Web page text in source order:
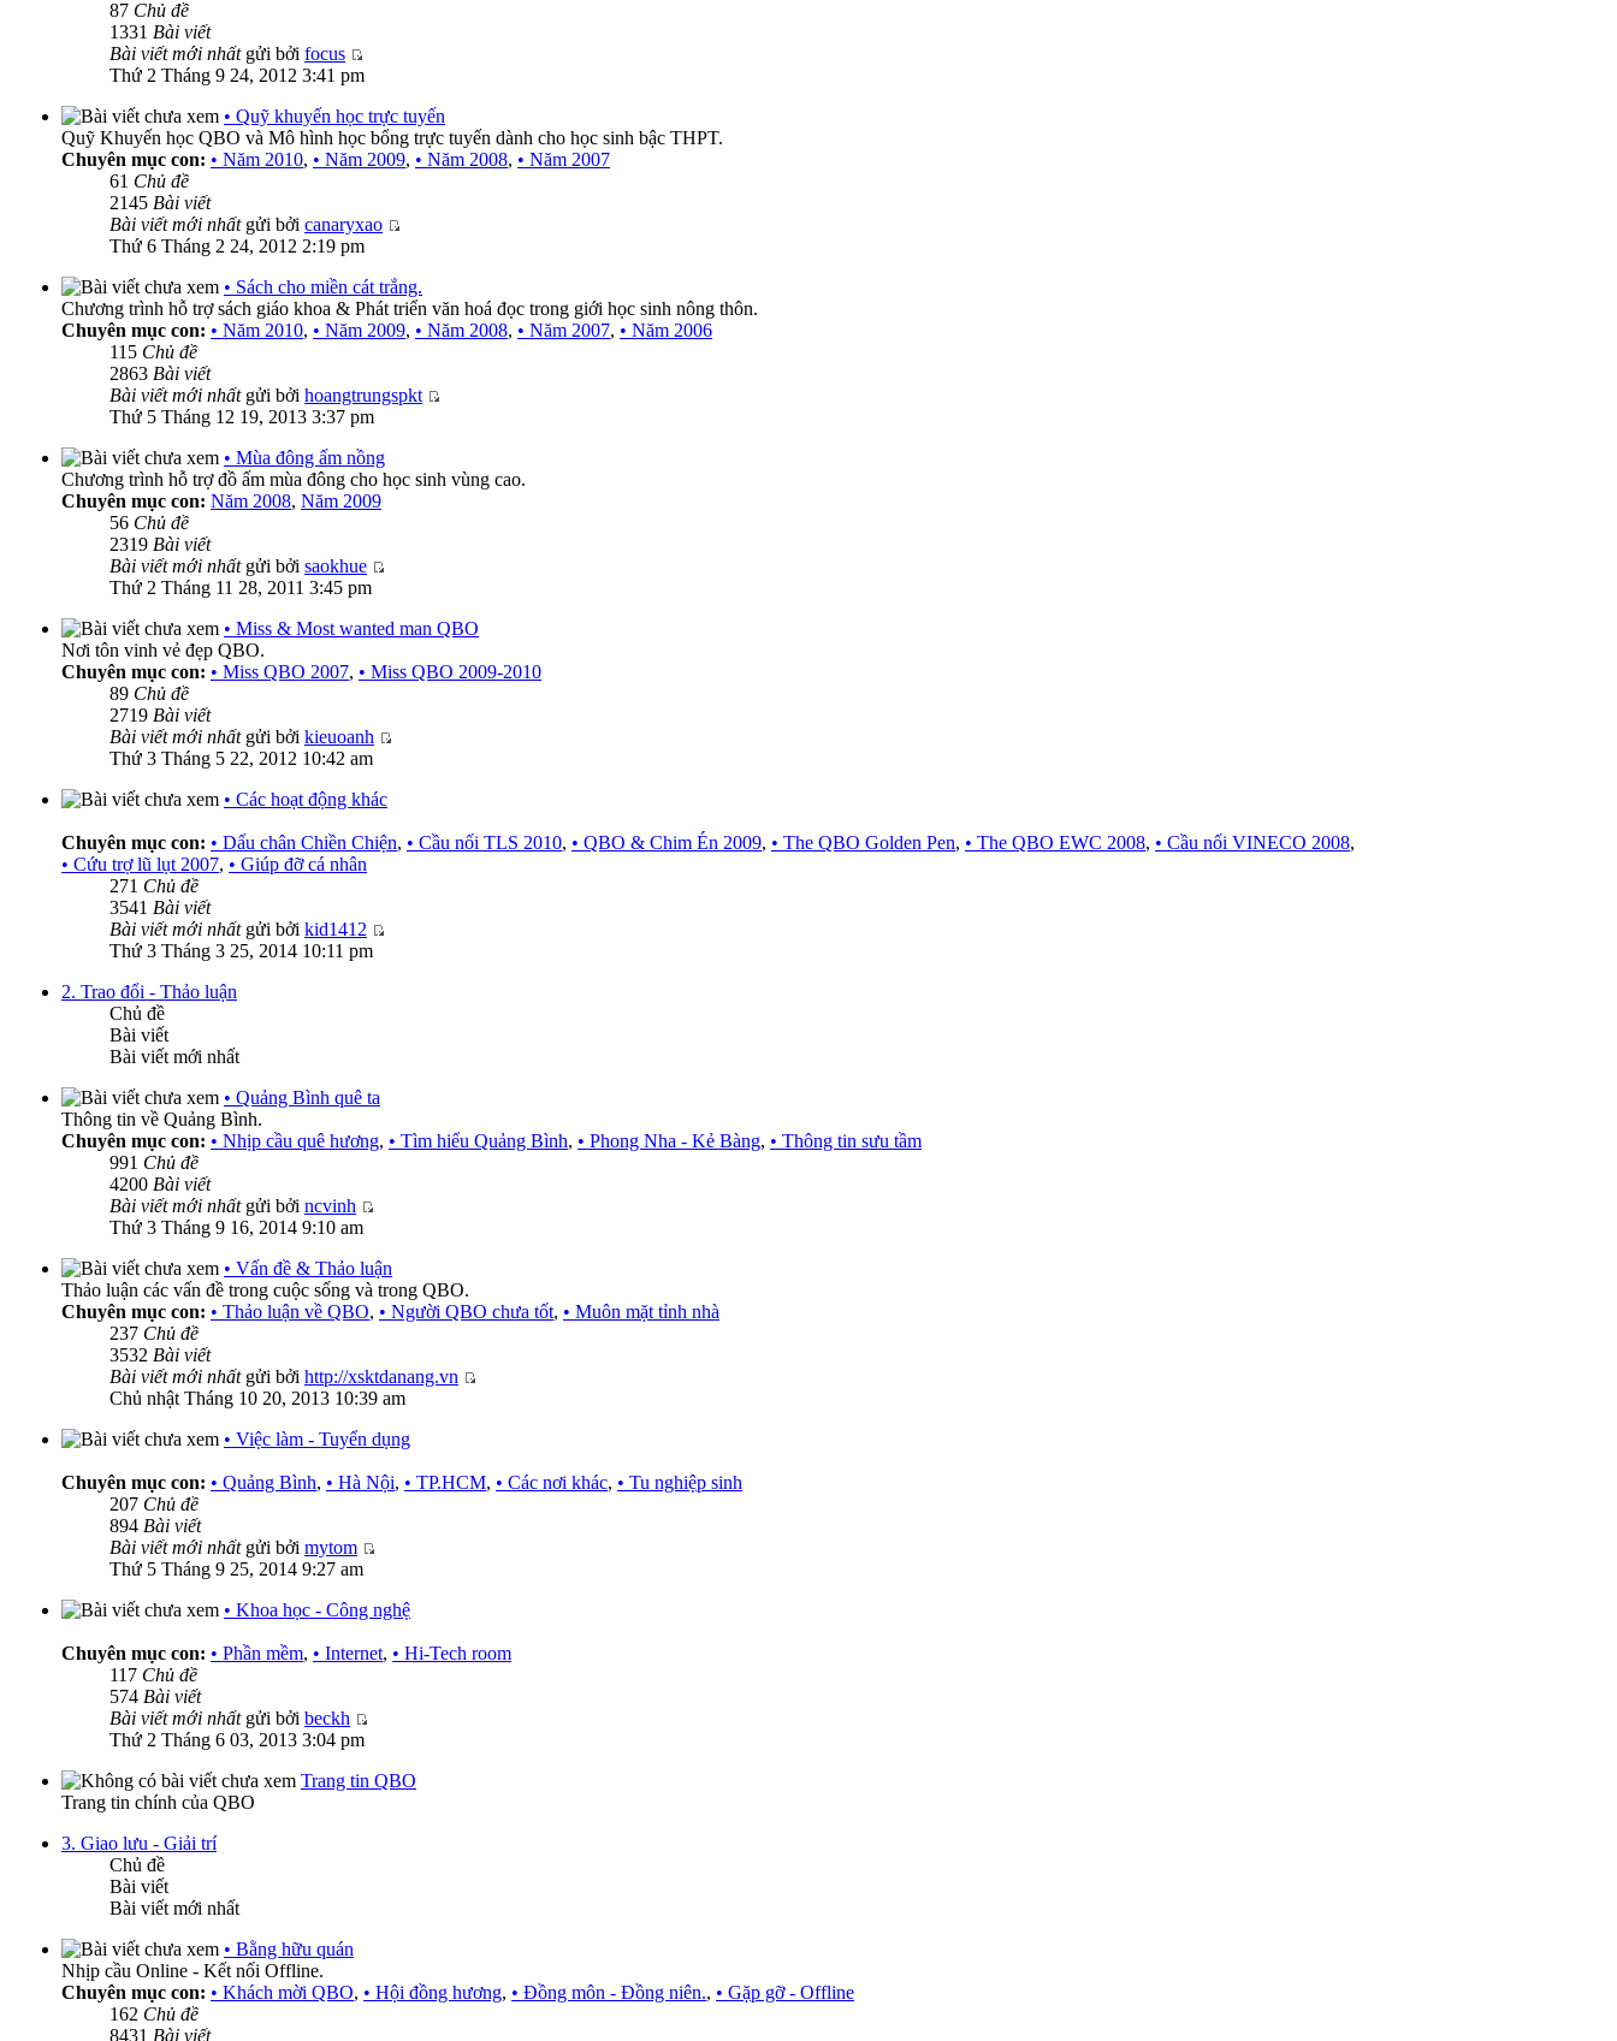
87 Chủ đề
1331 Bài viết
Bài viết mới nhấtgửi bởi focus
Thứ 2 Tháng 9 24, 2012 3:41 pm
• Quỹ khuyến học trực tuyến
Quỹ Khuyến học QBO và Mô hình học bổng trực tuyến dành cho học sinh bậc THPT.
Chuyên mục con: • Năm 2010, • Năm 2009, • Năm 2008, • Năm 2007
61 Chủ đề
2145 Bài viết
Bài viết mới nhấtgửi bởi canaryxao
Thứ 6 Tháng 2 24, 2012 2:19 pm
• Sách cho miền cát trắng.
Chương trình hỗ trợ sách giáo khoa & Phát triển văn hoá đọc trong giới học sinh nông thôn.
Chuyên mục con: • Năm 2010, • Năm 2009, • Năm 2008, • Năm 2007, • Năm 2006
115 Chủ đề
2863 Bài viết
Bài viết mới nhấtgửi bởi hoangtrungspkt
Thứ 5 Tháng 12 19, 2013 3:37 pm
• Mùa đông ấm nồng
Chương trình hỗ trợ đồ ấm mùa đông cho học sinh vùng cao.
Chuyên mục con: Năm 2008, Năm 2009
56 Chủ đề
2319 Bài viết
Bài viết mới nhấtgửi bởi saokhue
Thứ 2 Tháng 11 28, 2011 3:45 pm
• Miss & Most wanted man QBO
Nơi tôn vinh vẻ đẹp QBO.
Chuyên mục con: • Miss QBO 2007, • Miss QBO 2009-2010
89 Chủ đề
2719 Bài viết
Bài viết mới nhấtgửi bởi kieuoanh
Thứ 3 Tháng 5 22, 2012 10:42 am
• Các hoạt động khác
Chuyên mục con: • Dấu chân Chiền Chiện, • Cầu nối TLS 2010, • QBO & Chim Én 2009, • The QBO Golden Pen, • The QBO EWC 2008, • Cầu nối VINECO 2008,
• Cứu trợ lũ lụt 2007, • Giúp đỡ cá nhân
271 Chủ đề
3541 Bài viết
Bài viết mới nhấtgửi bởi kid1412
Thứ 3 Tháng 3 25, 2014 10:11 pm
2. Trao đổi - Thảo luận
Chủ đề
Bài viết
Bài viết mới nhất
• Quảng Bình quê ta
Thông tin về Quảng Bình.
Chuyên mục con: • Nhịp cầu quê hương, • Tìm hiểu Quảng Bình, • Phong Nha - Kẻ Bàng, • Thông tin sưu tầm
991 Chủ đề
4200 Bài viết
Bài viết mới nhấtgửi bởi ncvinh
Thứ 3 Tháng 9 16, 2014 9:10 am
• Vấn đề & Thảo luận
Thảo luận các vấn đề trong cuộc sống và trong QBO.
Chuyên mục con: • Thảo luận về QBO, • Người QBO chưa tốt, • Muôn mặt tỉnh nhà
237 Chủ đề
3532 Bài viết
Bài viết mới nhấtgửi bởi http://xsktdanang.vn
Chủ nhật Tháng 10 20, 2013 10:39 am
• Việc làm - Tuyển dụng
Chuyên mục con: • Quảng Bình, • Hà Nội, • TP.HCM, • Các nơi khác, • Tu nghiệp sinh
207 Chủ đề
894 Bài viết
Bài viết mới nhấtgửi bởi mytom
Thứ 5 Tháng 9 25, 2014 9:27 am
• Khoa học - Công nghệ
Chuyên mục con: • Phần mềm, • Internet, • Hi-Tech room
117 Chủ đề
574 Bài viết
Bài viết mới nhấtgửi bởi beckh
Thứ 2 Tháng 6 03, 2013 3:04 pm
Trang tin QBO
Trang tin chính của QBO
3. Giao lưu - Giải trí
Chủ đề
Bài viết
Bài viết mới nhất
• Bằng hữu quán
Nhịp cầu Online - Kết nối Offline.
Chuyên mục con: • Khách mời QBO, • Hội đồng hương, • Đồng môn - Đồng niên., • Gặp gỡ - Offline
162 Chủ đề
8431 Bài viết